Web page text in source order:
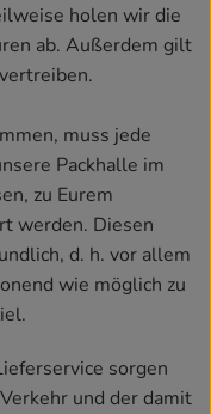
holen wir die
ab. Außerdem gilt
muss jede
Packhalle im
zu Eurem
werden. Diesen
d. h. vor allem
wie möglich zu
sorgen
und der damit